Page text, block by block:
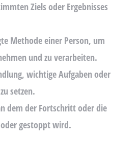
Ziels oder Ergebnisses
Methode einer Person, um
und zu verarbeiten.
wichtige Aufgaben oder
setzen.
dem der Fortschritt oder die
gestoppt wird.